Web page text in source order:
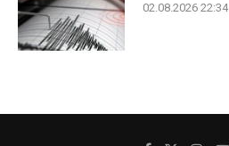
02.08.2026 22:34